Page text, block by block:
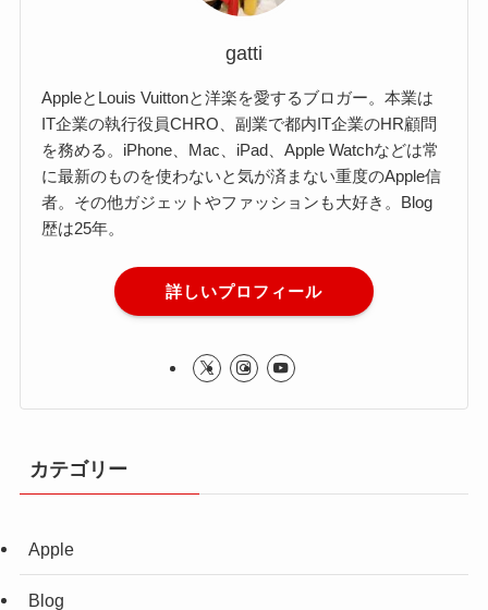
gatti
AppleとLouis Vuittonと洋楽を愛するブロガー。本業は
IT企業の執行役員CHRO、副業で都内IT企業のHR顧問
を務める。iPhone、Mac、iPad、Apple Watchなどは常
に最新のものを使わないと気が済まない重度のApple信
者。その他ガジェットやファッションも大好き。Blog
歴は25年。
詳しいプロフィール
カテゴリー
Apple
Blog